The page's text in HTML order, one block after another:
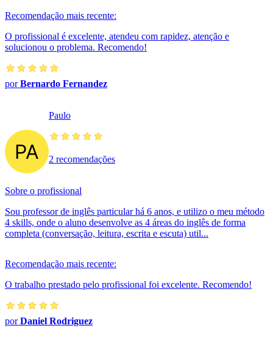
Recomendação mais recente:
O profissional é excelente, atendeu com rapidez, atenção e
solucionou o problema. Recomendo!
porBernardo Fernandez
Paulo
2 recomendações
Sobre o profissional
Sou professor de inglês particular há 6 anos, e utilizo o meu método
4 skills, onde o aluno desenvolve as 4 áreas do inglês de forma
completa (conversação, leitura, escrita e escuta) util...
Recomendação mais recente:
O trabalho prestado pelo profissional foi excelente. Recomendo!
porDaniel Rodriguez